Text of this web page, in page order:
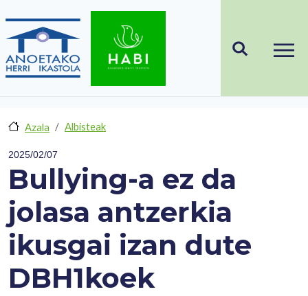
Azala Albisteak
2025/02/07
Bullying-a ez da
jolasa antzerkia
ikusgai izan dute
DBH1koek